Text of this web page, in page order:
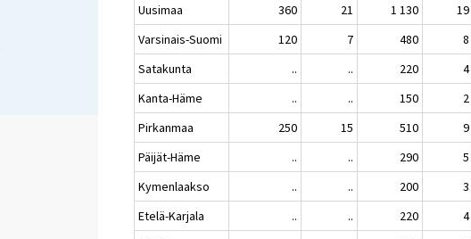
Uusimaa
360 21 1 130 19
Varsinais-Suomi
120 7 480 8
Satakunta
.. .. 220 4
Kanta-Häme
.. .. 150 2
Pirkanmaa
250 15 510 9
Päijät-Häme
.. .. 290 5
Kymenlaakso
.. .. 200 3
Etelä-Karjala
.. .. 220 4